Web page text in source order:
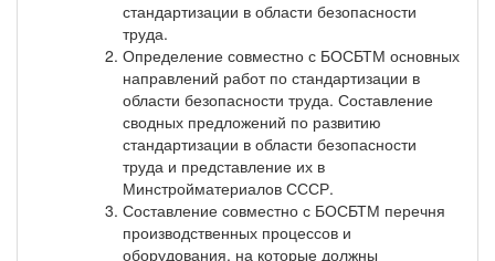
стандартизации в области безопасности
труда.
Определение совместно с БОСБТМ основных
направлений работ по стандартизации в
области безопасности труда. Составление
сводных предложений по развитию
стандартизации в области безопасности
труда и представление их в
Минстройматериалов СССР.
Составление совместно с БОСБТМ перечня
производственных процессов и
оборудования, на которые должны